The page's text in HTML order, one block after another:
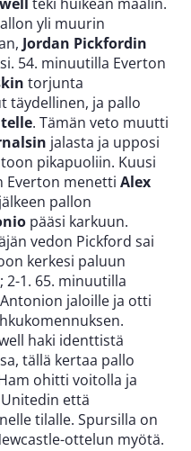
teki huikean maalin.
yli muurin
Jordan Pickfordin
54. minuutilla Everton
torjunta
täydellinen, ja pallo
. Tämän veto muutti
jalasta ja upposi
pikapuoliin. Kuusi
Everton menetti Alex
pallon
pääsi karkuun.
vedon Pickford sai
kerkesi paluun
; 2-1. 65. minuutilla
jaloille ja otti
haki identtistä
tällä kertaa pallo
ohitti voitolla ja
että
tilalle. Spursilla on
ottelun myötä.